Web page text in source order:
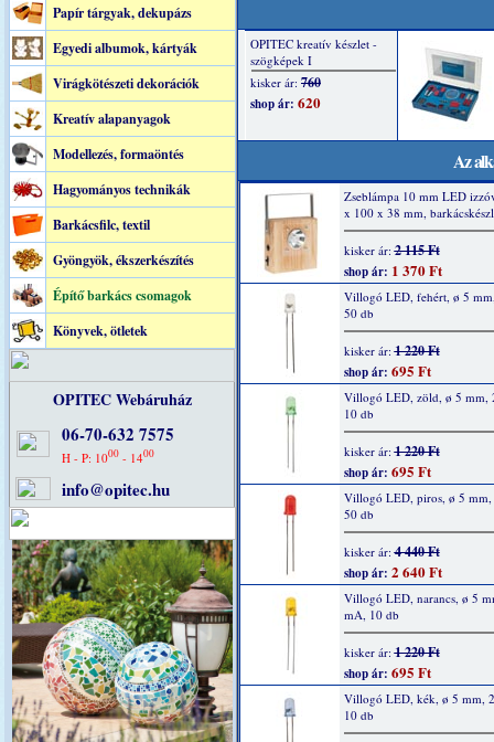
Papír tárgyak, dekupázs
Egyedi albumok, kártyák
Virágkötészeti dekorációk
Kreatív alapanyagok
Modellezés, formaöntés
Hagyományos technikák
Barkácsfilc, textil
Gyöngyök, ékszerkészítés
Építő barkács csomagok
Könyvek, ötletek
OPITEC Webáruház
06-70-632 7575
H - P: 1000 - 1400
info@opitec.hu
Az
Zseblámpa 10 mm LED
x 100 x 38 mm,
kisker ár:2 115 Ft
shop ár: 1 370 Ft
Villogó LED, fehért, ø 5
50 db
kisker ár:1 220 Ft
shop ár: 695 Ft
Villogó LED, zöld, ø 5 mm,
10 db
kisker ár:1 220 Ft
shop ár: 695 Ft
Villogó LED, piros, ø 5
50 db
kisker ár:4 440 Ft
shop ár: 2 640 Ft
Villogó LED, narancs, ø 5
mA, 10 db
kisker ár:1 220 Ft
shop ár: 695 Ft
Villogó LED, kék, ø 5 mm,
10 db